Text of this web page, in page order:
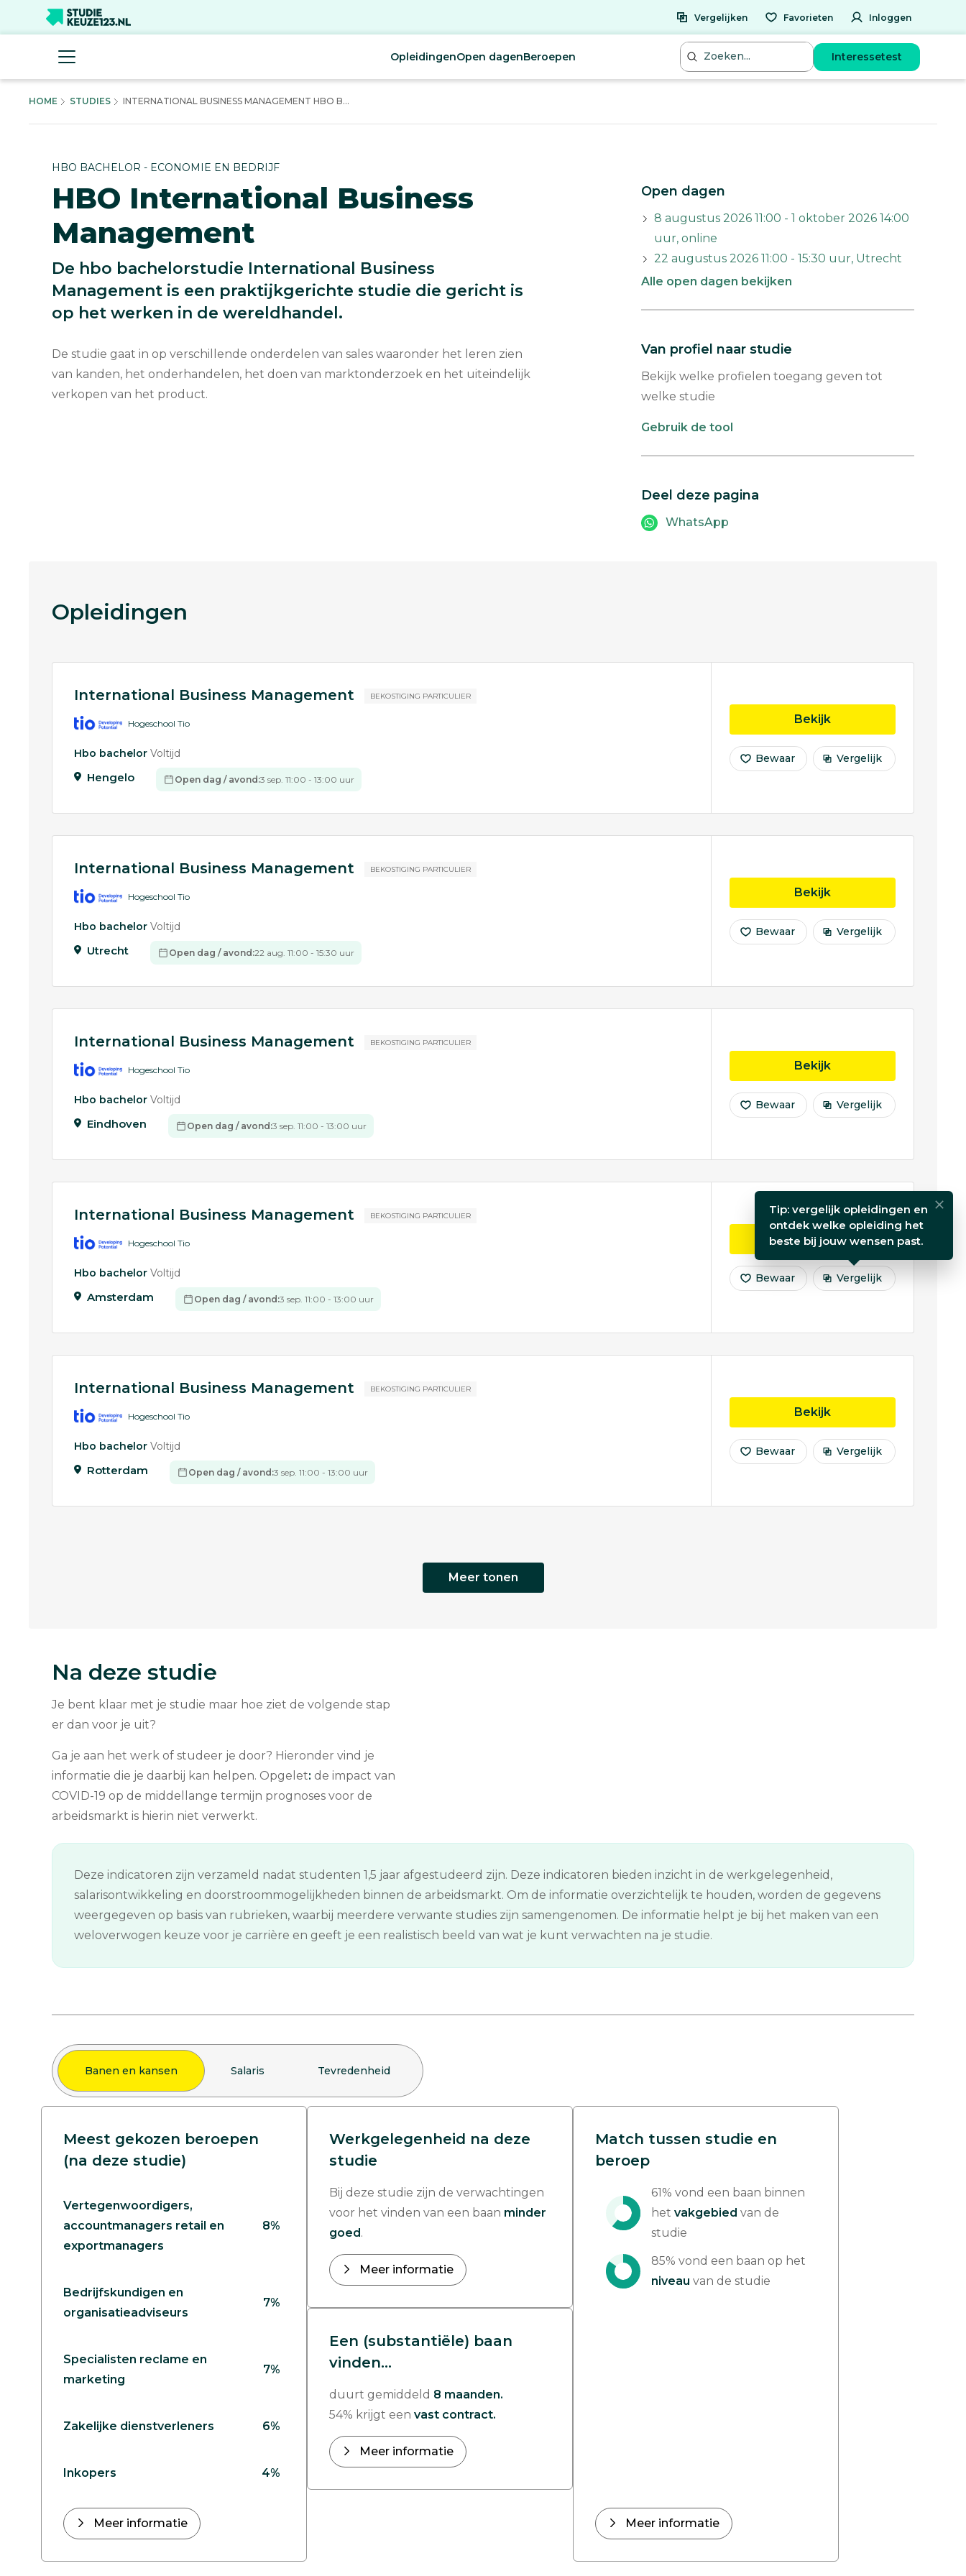
Vergelijken Favorieten Inloggen
OpleidingenOpen dagenBeroepen Interessetest
HOME STUDIES INTERNATIONAL BUSINESS MANAGEMENT HBO B...
HBO BACHELOR - ECONOMIE EN BEDRIJF
HBO International Business
Management
De hbo bachelorstudie International Business
Management is een praktijkgerichte studie die gericht is
op het werken in de wereldhandel.
De studie gaat in op verschillende onderdelen van sales waaronder het leren zien
van kanden, het onderhandelen, het doen van marktonderzoek en het uiteindelijk
verkopen van het product.
Open dagen
8 augustus 2026 11:00 - 1 oktober 2026 14:00
uur, online
22 augustus 2026 11:00 - 15:30 uur, Utrecht
Alle open dagen bekijken
Van profiel naar studie
Bekijk welke profielen toegang geven tot
welke studie
Gebruik de tool
Deel deze pagina
WhatsApp
Opleidingen
International Business Management BEKOSTIGING PARTICULIER
Hogeschool Tio
Hbo bachelor Voltijd
Hengelo Open dag / avond:3 sep. 11:00 - 13:00 uur
Bekijkopleiding
Bewaar Vergelijk
International Business Management BEKOSTIGING PARTICULIER
Hogeschool Tio
Hbo bachelor Voltijd
Utrecht Open dag / avond:22 aug. 11:00 - 15:30 uur
Bekijkopleiding
Bewaar Vergelijk
International Business Management BEKOSTIGING PARTICULIER
Hogeschool Tio
Hbo bachelor Voltijd
Eindhoven Open dag / avond:3 sep. 11:00 - 13:00 uur
Bekijkopleiding
Bewaar Vergelijk
International Business Management BEKOSTIGING PARTICULIER
Hogeschool Tio
Hbo bachelor Voltijd
Amsterdam Open dag / avond:3 sep. 11:00 - 13:00 uur
Bekijkopleiding
Bewaar
Tip: vergelijk opleidingen en
ontdek welke opleiding het
beste bij jouw wensen past.
Vergelijk
International Business Management BEKOSTIGING PARTICULIER
Hogeschool Tio
Hbo bachelor Voltijd
Rotterdam Open dag / avond:3 sep. 11:00 - 13:00 uur
Bekijkopleiding
Bewaar Vergelijk
Meer tonen
Na deze studie
Je bent klaar met je studie maar hoe ziet de volgende stap
er dan voor je uit?
Ga je aan het werk of studeer je door? Hieronder vind je
informatie die je daarbij kan helpen. Opgelet: de impact van
COVID-19 op de middellange termijn prognoses voor de
arbeidsmarkt is hierin niet verwerkt.
Deze indicatoren zijn verzameld nadat studenten 1,5 jaar afgestudeerd zijn. Deze indicatoren bieden inzicht in de werkgelegenheid,
salarisontwikkeling en doorstroommogelijkheden binnen de arbeidsmarkt. Om de informatie overzichtelijk te houden, worden de gegevens
weergegeven op basis van rubrieken, waarbij meerdere verwante studies zijn samengenomen. De informatie helpt je bij het maken van een
weloverwogen keuze voor je carrière en geeft je een realistisch beeld van wat je kunt verwachten na je studie.
Banen en kansen Salaris Tevredenheid
Meest gekozen beroepen
(na deze studie)
Vertegenwoordigers,
accountmanagers retail en
exportmanagers
8%
Bedrijfskundigen en
organisatieadviseurs
7%
Specialisten reclame en
marketing
7%
Zakelijke dienstverleners 6%
Inkopers 4%
Meer informatie
Werkgelegenheid na deze
studie
Bij deze studie zijn de verwachtingen
voor het vinden van een baan minder
goed.
Meer informatie
Een (substantiële) baan
vinden...
duurt gemiddeld 8 maanden.
54% krijgt een vast contract.
Meer informatie
Match tussen studie en
beroep
61% vond een baan binnen
het vakgebied van de
studie
85% vond een baan op het
niveau van de studie
Meer informatie